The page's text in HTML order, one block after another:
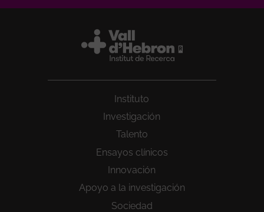
Instituto
Investigación
Talento
Ensayos clínicos
Innovación
Apoyo a la investigación
Sociedad